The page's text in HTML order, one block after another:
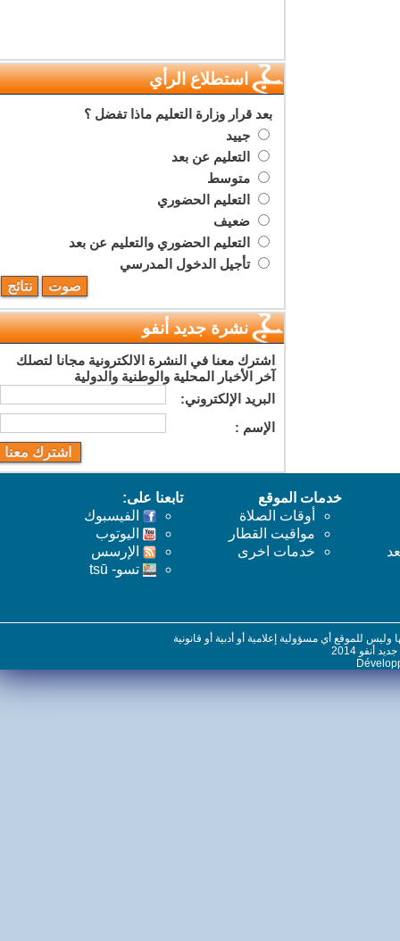
استطلاع الرأي
بعد قرار وزارة التعليم ماذا تفضل ؟
جييد
التعليم عن بعد
متوسط
التعليم الحضوري
ضعيف
التعليم الحضوري والتعليم عن بعد
تأجيل الدخول المدرسي
نشرة جديد أنفو
اشترك معنا في النشرة الالكترونية مجانا لتصلك
آخر الأخبار المحلية والوطنية والدولية
البريد اﻹلكتروني:
اﻹسم :
خدمات الموقع
أوقات الصلاة
مواقيت القطار
خدمات اخرى
تابعنا على:
الفيسبوك
اليوتوب
اﻹرسس
تسو- tsū
للموقع أي مسؤولية إعلامية أو أدبية أو قانونية
2014